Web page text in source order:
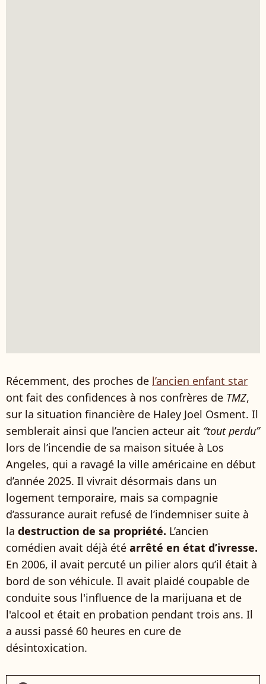
Récemment, des proches de l’ancien enfant star
ont fait des confidences à nos confrères de TMZ,
sur la situation financière de Haley Joel Osment. Il
semblerait ainsi que l’ancien acteur ait “tout perdu”
lors de l’incendie de sa maison située à Los
Angeles, qui a ravagé la ville américaine en début
d’année 2025. Il vivrait désormais dans un
logement temporaire, mais sa compagnie
d’assurance aurait refusé de l’indemniser suite à
la destruction de sa propriété. L’ancien
comédien avait déjà été arrêté en état d’ivresse.
En 2006, il avait percuté un pilier alors qu’il était à
bord de son véhicule. Il avait plaidé coupable de
conduite sous l'influence de la marijuana et de
l'alcool et était en probation pendant trois ans. Il
a aussi passé 60 heures en cure de
désintoxication.